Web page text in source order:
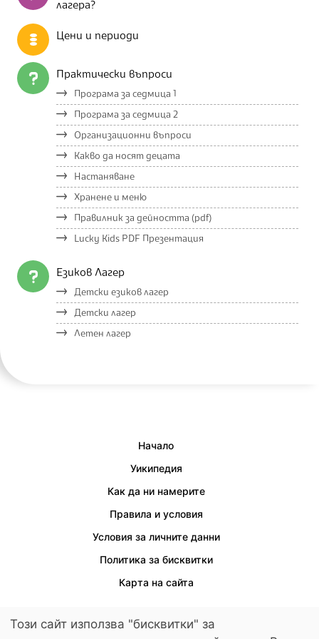
лагера?
Цени и периоди
Практически въпроси
Програма за седмица 1
Програма за седмица 2
Организационни въпроси
Какво да носят децата
Настаняване
Хранене и меню
Правилник за дейността (pdf)
Lucky Kids PDF Презентация
Езиков Лагер
Детски езиков лагер
Детски лагер
Летен лагер
Начало
Уикипедия
Как да ни намерите
Правила и условия
Условия за личните данни
Политика за бисквитки
Карта на сайта
Този сайт използва "бисквитки" за